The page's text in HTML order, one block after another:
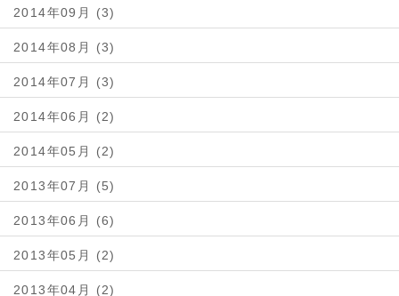
2014年09月 (3)
2014年08月 (3)
2014年07月 (3)
2014年06月 (2)
2014年05月 (2)
2013年07月 (5)
2013年06月 (6)
2013年05月 (2)
2013年04月 (2)